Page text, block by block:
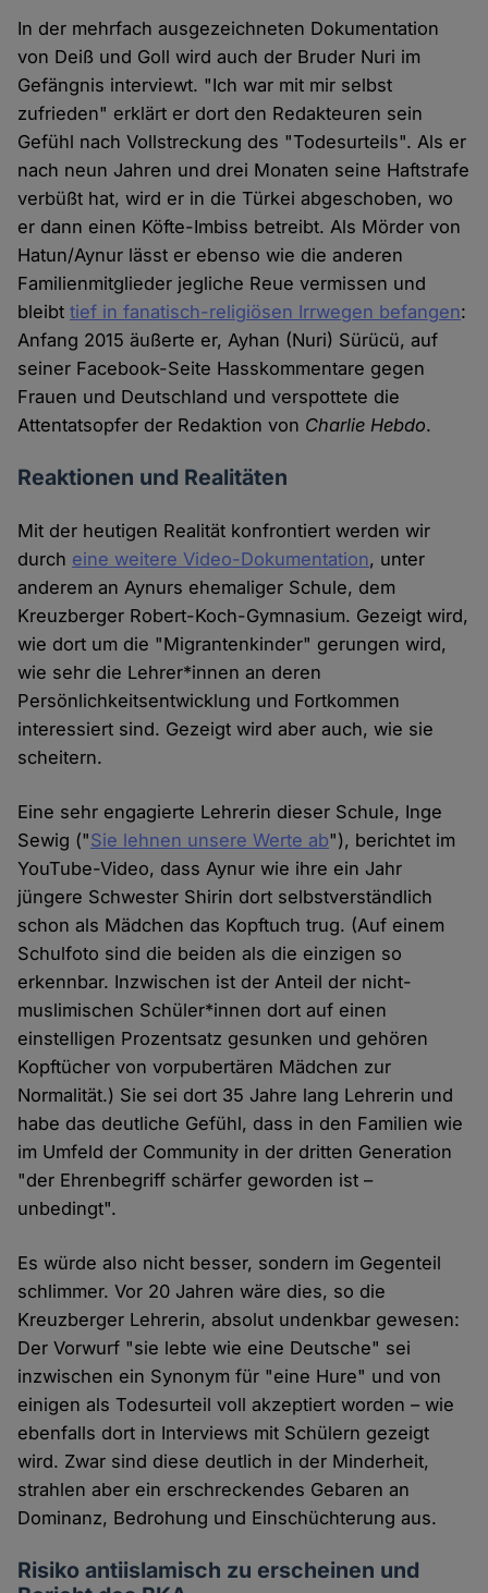
In der mehrfach ausgezeichneten Dokumentation
von Deiß und Goll wird auch der Bruder Nuri im
Gefängnis interviewt. "Ich war mit mir selbst
zufrieden" erklärt er dort den Redakteuren sein
Gefühl nach Vollstreckung des "Todesurteils". Als er
nach neun Jahren und drei Monaten seine Haftstrafe
verbüßt hat, wird er in die Türkei abgeschoben, wo
er dann einen Köfte-Imbiss betreibt. Als Mörder von
Hatun/Aynur lässt er ebenso wie die anderen
Familienmitglieder jegliche Reue vermissen und
bleibttief in fanatisch-religiösen Irrwegen befangen:
Anfang 2015 äußerte er, Ayhan (Nuri) Sürücü, auf
seiner Facebook-Seite Hasskommentare gegen
Frauen und Deutschland und verspottete die
Attentatsopfer der Redaktion von Charlie Hebdo.
Reaktionen und Realitäten
Mit der heutigen Realität konfrontiert werden wir
durch eine weitere Video-Dokumentation, unter
anderem an Aynurs ehemaliger Schule, dem
Kreuzberger Robert-Koch-Gymnasium. Gezeigt wird,
wie dort um die "Migrantenkinder" gerungen wird,
wie sehr die Lehrer*innen an deren
Persönlichkeitsentwicklung und Fortkommen
interessiert sind. Gezeigt wird aber auch, wie sie
scheitern.
Eine sehr engagierte Lehrerin dieser Schule, Inge
Sewig ("Sie lehnen unsere Werte ab"), berichtet im
YouTube-Video, dass Aynur wie ihre ein Jahr
jüngere Schwester Shirin dort selbstverständlich
schon als Mädchen das Kopftuch trug. (Auf einem
Schulfoto sind die beiden als die einzigen so
erkennbar. Inzwischen ist der Anteil der nicht-
muslimischen Schüler*innen dort auf einen
einstelligen Prozentsatz gesunken und gehören
Kopftücher von vorpubertären Mädchen zur
Normalität.) Sie sei dort 35 Jahre lang Lehrerin und
habe das deutliche Gefühl, dass in den Familien wie
im Umfeld der Community in der dritten Generation
"der Ehrenbegriff schärfer geworden ist –
unbedingt".
Es würde also nicht besser, sondern im Gegenteil
schlimmer. Vor 20 Jahren wäre dies, so die
Kreuzberger Lehrerin, absolut undenkbar gewesen:
Der Vorwurf "sie lebte wie eine Deutsche" sei
inzwischen ein Synonym für "eine Hure" und von
einigen als Todesurteil voll akzeptiert worden – wie
ebenfalls dort in Interviews mit Schülern gezeigt
wird. Zwar sind diese deutlich in der Minderheit,
strahlen aber ein erschreckendes Gebaren an
Dominanz, Bedrohung und Einschüchterung aus.
Risiko antiislamisch zu erscheinen und